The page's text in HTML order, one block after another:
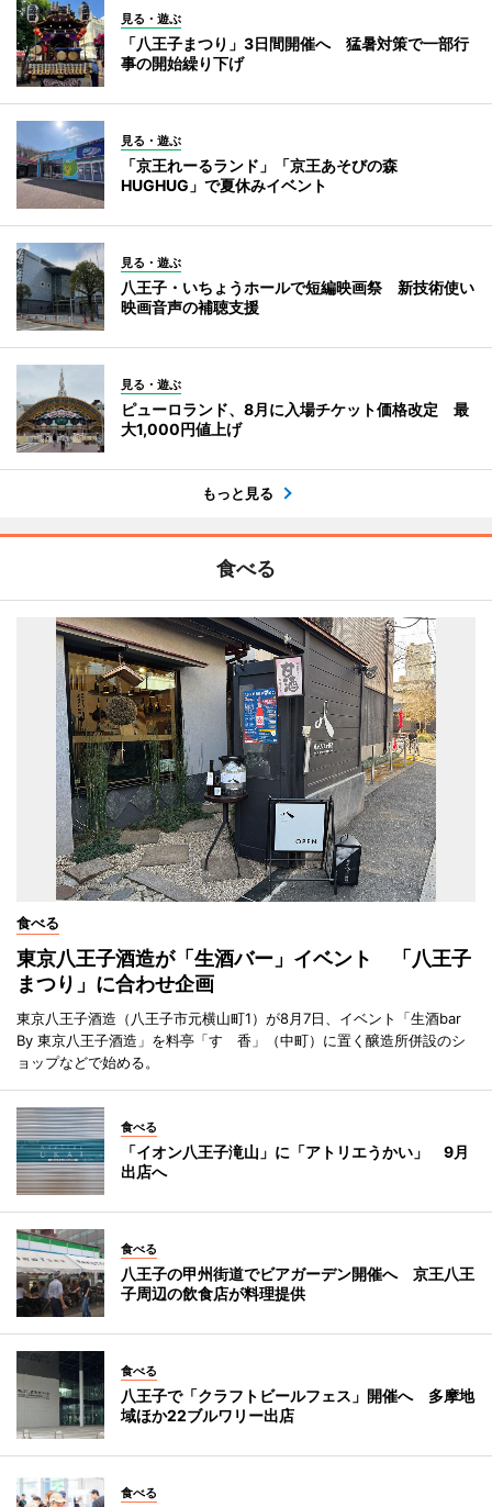
見る・遊ぶ
「八王子まつり」3日間開催へ 猛暑対策で一部行
事の開始繰り下げ
見る・遊ぶ
「京王れーるランド」「京王あそびの森
HUGHUG」で夏休みイベント
見る・遊ぶ
八王子・いちょうホールで短編映画祭 新技術使い
映画音声の補聴支援
見る・遊ぶ
ピューロランド、8月に入場チケット価格改定 最
大1,000円値上げ
もっと見る
食べる
食べる
東京八王子酒造が「生酒バー」イベント 「八王子
まつり」に合わせ企画
東京八王子酒造（八王子市元横山町1）が8月7日、イベント「生酒bar
By 東京八王子酒造」を料亭「すゞ香」（中町）に置く醸造所併設のシ
ョップなどで始める。
食べる
「イオン八王子滝山」に「アトリエうかい」 9月
出店へ
食べる
八王子の甲州街道でビアガーデン開催へ 京王八王
子周辺の飲食店が料理提供
食べる
八王子で「クラフトビールフェス」開催へ 多摩地
域ほか22ブルワリー出店
食べる